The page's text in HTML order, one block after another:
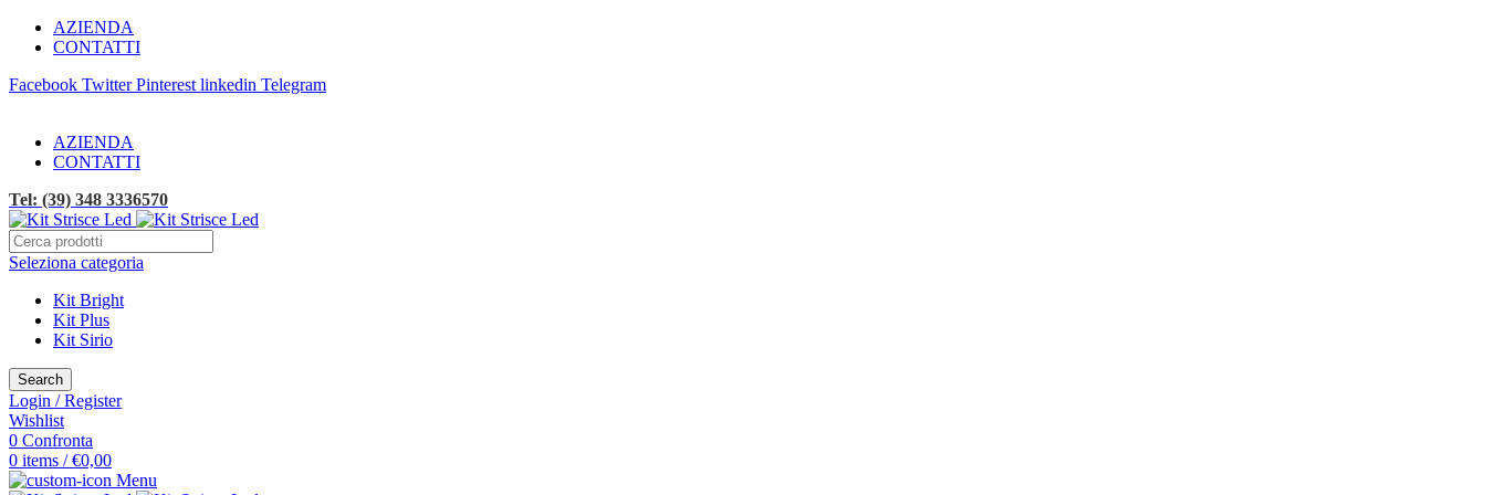
AZIENDA
CONTATTI
Facebook Twitter Pinterest linkedin Telegram
AZIENDA
CONTATTI
Tel: (39) 348 3336570
Seleziona categoria
Kit Bright
Kit Plus
Kit Sirio
Search
Login / Register
Wishlist
0 Confronta
0 items / €0,00
Menu